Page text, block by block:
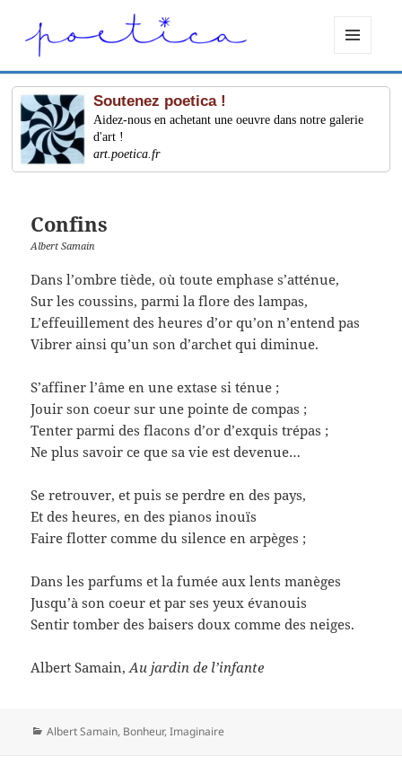
ET
WIDGETS
Soutenez poetica !
Aidez-nous en achetant une oeuvre dans notre galerie
d'art !
art.poetica.fr
Confins
Albert Samain
Dans l’ombre tiède, où toute emphase s’atténue,
Sur les coussins, parmi la flore des lampas,
L’effeuillement des heures d’or qu’on n’entend pas
Vibrer ainsi qu’un son d’archet qui diminue.
S’affiner l’âme en une extase si ténue ;
Jouir son coeur sur une pointe de compas ;
Tenter parmi des flacons d’or d’exquis trépas ;
Ne plus savoir ce que sa vie est devenue…
Se retrouver, et puis se perdre en des pays,
Et des heures, en des pianos inouïs
Faire flotter comme du silence en arpèges ;
Dans les parfums et la fumée aux lents manèges
Jusqu’à son coeur et par ses yeux évanouis
Sentir tomber des baisers doux comme des neiges.
Albert Samain,Au jardin de l’infante
Catégories
Albert Samain, Bonheur,Imaginaire